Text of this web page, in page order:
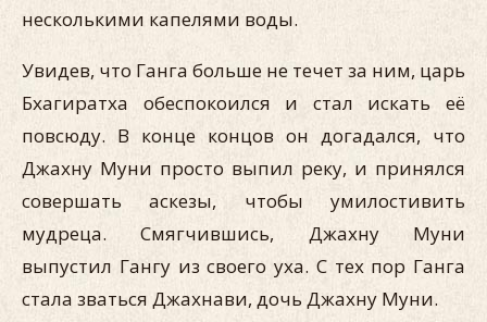
несколькими капелями воды.
Увидев, что Ганга больше не течет за ним, царь
Бхагиратха обеспокоился и стал искать её
повсюду. В конце концов он догадался, что
Джахну Муни просто выпил реку, и принялся
совершать аскезы, чтобы умилостивить
мудреца. Смягчившись, Джахну Муни
выпустил Гангу из своего уха. С тех пор Ганга
стала зваться Джахнави, дочь Джахну Муни.